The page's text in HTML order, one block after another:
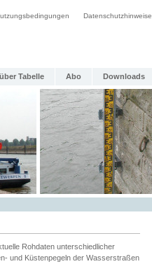
Datenschutzhinweise
Tabelle Abo Downloads
Rohdaten unterschiedlicher
und Küstenpegeln der Wasserstraßen